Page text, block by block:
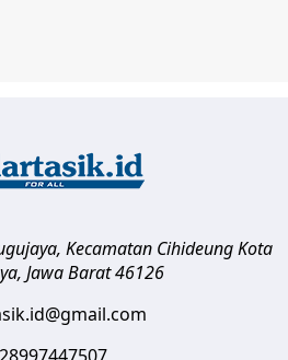
Kecamatan CihideungKota
, Jawa Barat 46126